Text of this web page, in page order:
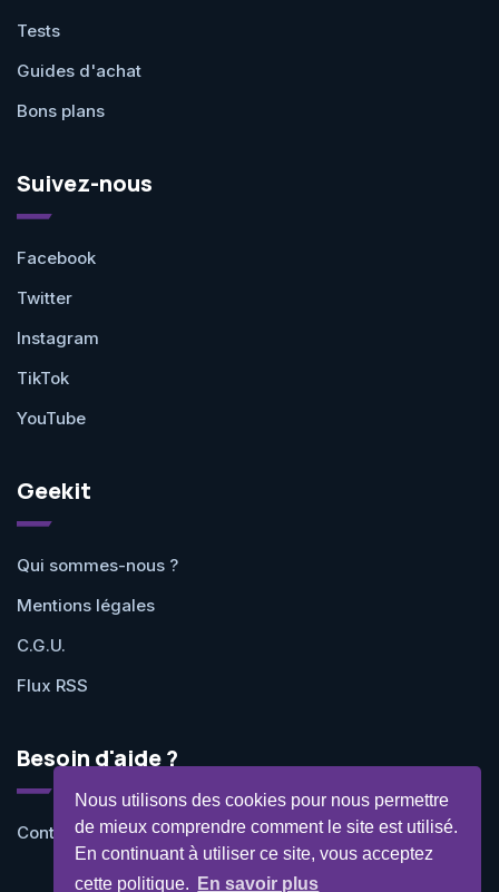
Nous utilisons des cookies pour nous permettre
de mieux comprendre comment le site est utilisé.
En continuant à utiliser ce site, vous acceptez
cette politique.
En savoir plus
Tests
Guides d'achat
Bons plans
Suivez-nous
Facebook
Twitter
Instagram
TikTok
YouTube
Geekit
Qui sommes-nous ?
Mentions légales
C.G.U.
Flux RSS
Besoin d'aide ?
Contactez-nous